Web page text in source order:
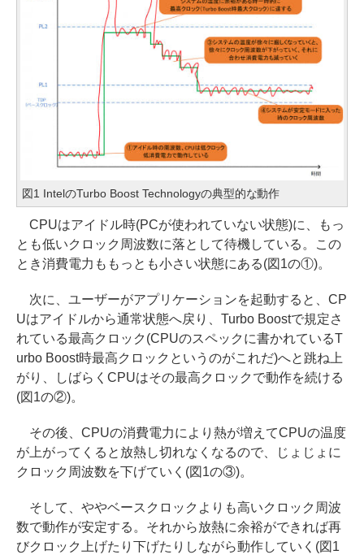
図1 IntelのTurbo Boost Technologyの典型的な動作
CPUはアイドル時(PCが使われていない状態)に、もっ
とも低いクロック周波数に落として待機している。この
とき消費電力ももっとも小さい状態にある(図1の①)。
次に、ユーザーがアプリケーションを起動すると、CP
Uはアイドルから通常状態へ戻り、Turbo Boostで規定さ
れている最高クロック(CPUのスペックに書かれているT
urbo Boost時最高クロックというのがこれだ)へと跳ね上
がり、しばらくCPUはその最高クロックで動作を続ける
(図1の②)。
その後、CPUの消費電力により熱が増えてCPUの温度
が上がってくると放熱し切れなくなるので、じょじょに
クロック周波数を下げていく(図1の③)。
そして、ややベースクロックよりも高いクロック周波
数で動作が安定する。それから放熱に余裕ができれば再
びクロック上げたり下げたりしながら動作していく(図1